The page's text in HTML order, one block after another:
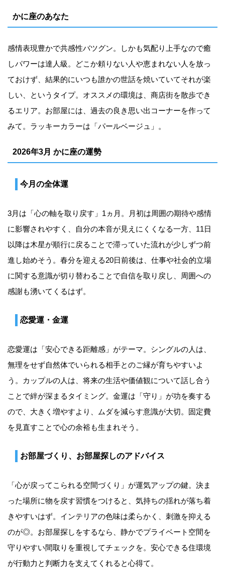
かに座のあなた
感情表現豊かで共感性バツグン。しかも気配り上手なので癒
しパワーは達人級。どこか頼りない人や恵まれない人を放っ
ておけず、結果的にいつも誰かの世話を焼いていてそれが楽
しい、というタイプ。オススメの環境は、商店街を散歩でき
るエリア。お部屋には、過去の良き思い出コーナーを作って
みて。ラッキーカラーは「パールベージュ」。
2026年3月 かに座の運勢
今月の全体運
3月は「心の軸を取り戻す」1ヵ月。月初は周囲の期待や感情
に影響されやすく、自分の本音が見えにくくなる一方、11日
以降は木星が順行に戻ることで滞っていた流れが少しずつ前
進し始めそう。春分を迎える20日前後は、仕事や社会的立場
に関する意識が切り替わることで自信を取り戻し、周囲への
感謝も湧いてくるはず。
恋愛運・金運
恋愛運は「安心できる距離感」がテーマ。シングルの人は、
無理をせず自然体でいられる相手とのご縁が育ちやすいよ
う。カップルの人は、将来の生活や価値観について話し合う
ことで絆が深まるタイミング。金運は「守り」が功を奏する
ので、大きく増やすより、ムダを減らす意識が大切。固定費
を見直すことで心の余裕も生まれそう。
お部屋づくり、お部屋探しのアドバイス
「心が戻ってこられる空間づくり」が運気アップの鍵。決ま
った場所に物を戻す習慣をつけると、気持ちの揺れが落ち着
きやすいはず。インテリアの色味は柔らかく、刺激を抑える
のが◎。お部屋探しをするなら、静かでプライベート空間を
守りやすい間取りを重視してチェックを。安心できる住環境
が行動力と判断力を支えてくれると心得て。